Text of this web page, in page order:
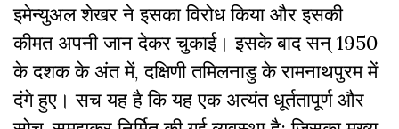
इमेन्युअल शेखर ने इसका विरोध किया और इसकी
कीमत अपनी जान देकर चुकाई। इसके बाद सन् 1950
के दशक के अंत में, दक्षिणी तमिलनाडु के रामनाथपुरम में
दंगे हुए। सच यह है कि यह एक अत्यंत धूर्ततापूर्ण और